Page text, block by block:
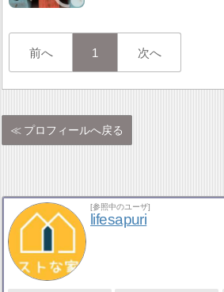
前へ 1 次へ
プロフィールへ戻る
[参照中のユーザ]
lifesapuri